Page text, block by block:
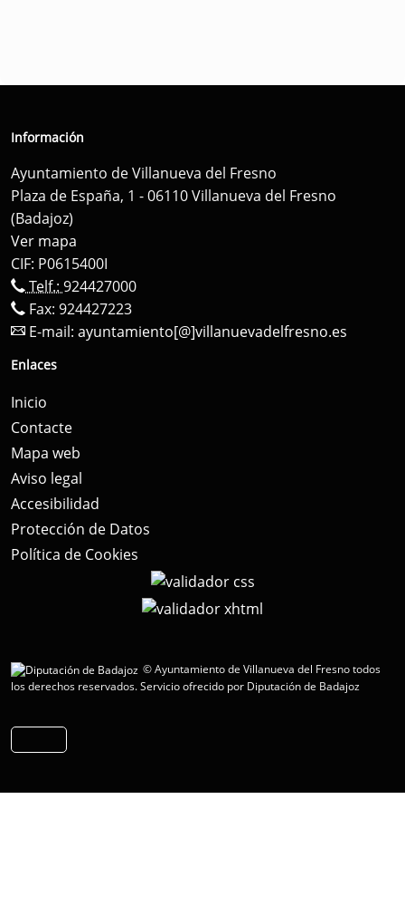
Información
Ayuntamiento de Villanueva del Fresno
Plaza de España, 1 - 06110 Villanueva del Fresno
(Badajoz)
Ver mapa
CIF: P0615400I
Telf.: 924427000
Fax: 924427223
E-mail: ayuntamiento[@]villanuevadelfresno.es
Enlaces
Inicio
Contacte
Mapa web
Aviso legal
Accesibilidad
Protección de Datos
Política de Cookies
© Ayuntamiento de Villanueva del Fresno todos
los derechos reservados.Servicio ofrecido por Diputación de Badajoz